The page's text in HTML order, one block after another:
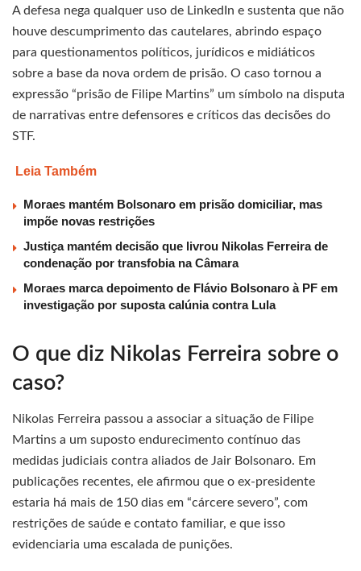
A defesa nega qualquer uso de LinkedIn e sustenta que não
houve descumprimento das cautelares, abrindo espaço
para questionamentos políticos, jurídicos e midiáticos
sobre a base da nova ordem de prisão. O caso tornou a
expressão “prisão de Filipe Martins” um símbolo na disputa
de narrativas entre defensores e críticos das decisões do
STF.
Leia Também
Moraes mantém Bolsonaro em prisão domiciliar, mas
impõe novas restrições
Justiça mantém decisão que livrou Nikolas Ferreira de
condenação por transfobia na Câmara
Moraes marca depoimento de Flávio Bolsonaro à PF em
investigação por suposta calúnia contra Lula
O que diz Nikolas Ferreira sobre o
caso?
Nikolas Ferreira passou a associar a situação de Filipe
Martins a um suposto endurecimento contínuo das
medidas judiciais contra aliados de Jair Bolsonaro. Em
publicações recentes, ele afirmou que o ex-presidente
estaria há mais de 150 dias em “cárcere severo”, com
restrições de saúde e contato familiar, e que isso
evidenciaria uma escalada de punições.